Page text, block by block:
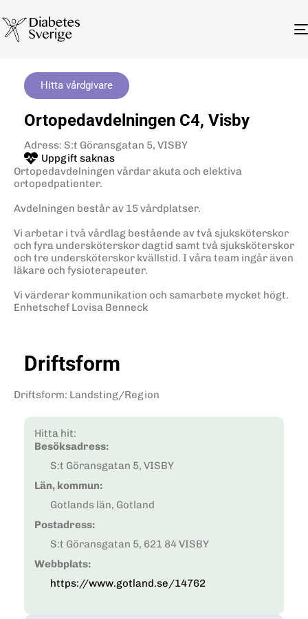
Hitta vårdgivare
Ortopedavdelningen C4, Visby
Adress: S:t Göransgatan 5, VISBY
Uppgift saknas
Ortopedavdelningen vårdar akuta och elektiva
ortopedpatienter.
Avdelningen består av 15 vårdplatser.
Vi arbetar i två vårdlag bestående av två sjuksköterskor
och fyra undersköterskor dagtid samt två sjuksköterskor
och tre undersköterskor kvällstid. I våra team ingår även
läkare och fysioterapeuter.
Vi värderar kommunikation och samarbete mycket högt.
Enhetschef Lovisa Benneck
Driftsform
Driftsform: Landsting/Region
Hitta hit:
Besöksadress:
S:t Göransgatan 5, VISBY
Län, kommun:
Gotlands län, Gotland
Postadress:
S:t Göransgatan 5, 621 84 VISBY
Webbplats:
https://www.gotland.se/14762